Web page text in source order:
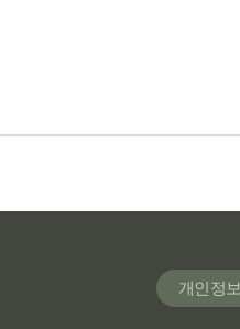
개인정